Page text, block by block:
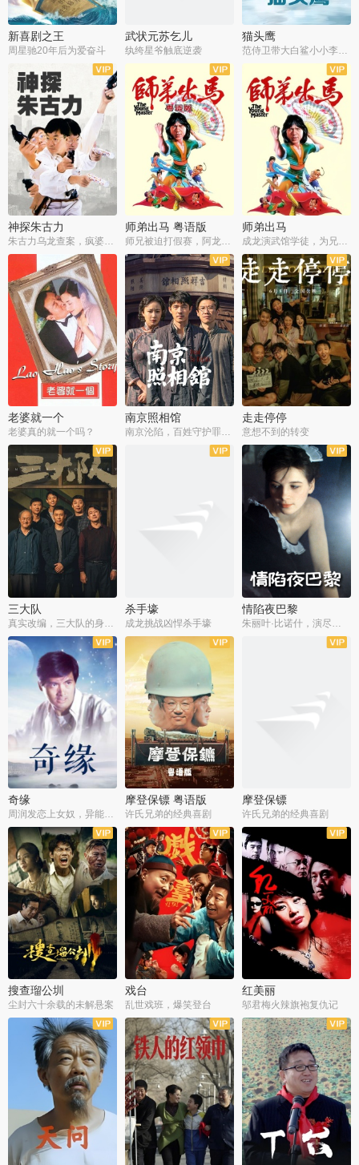
新喜剧之王
周星驰20年后为爱奋斗
武状元苏乞儿
纨绔星爷触底逆袭
猫头鹰
神探朱古力
朱古力乌龙查案，疯婆子神助攻
师弟出马 粤语版
师兄被迫打假赛，阿龙追查斗黑帮
师弟出马
成龙演武馆学徒，为兄搏命战黑道
老婆就一个
老婆真的就一个吗？
南京照相馆
南京沦陷，百姓守护罪证底片
走走停停
意想不到的转变
三大队 杀手壕
成龙挑战凶悍杀手壕
情陷夜巴黎
奇缘
周润发恋上女奴，异能护体战邪派
摩登保镖 粤语版
许氏兄弟的经典喜剧
摩登保镖
许氏兄弟的经典喜剧
搜查瑠公圳
尘封六十余载的未解悬案
戏台
乱世戏班，爆笑登台
红美丽
邬君梅火辣旗袍复仇记